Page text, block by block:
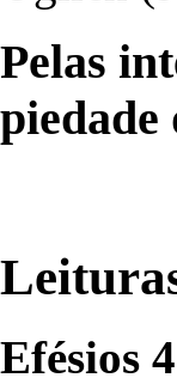
Pelas
piedade
Efésios